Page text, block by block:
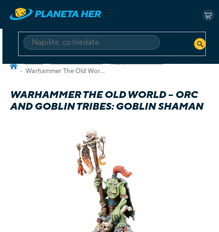
obsah
HLEDAT
Warhammer The Old World – Orc and Goblin Tribes: Goblin Shaman
WARHAMMER THE OLD WORLD – ORC
AND GOBLIN TRIBES: GOBLIN SHAMAN